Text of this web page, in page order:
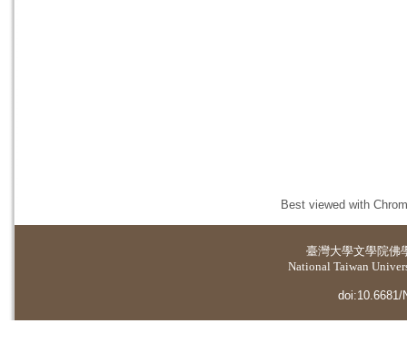
Best viewed with
臺灣大學文學院佛
National Taiwan
doi:10.6681/